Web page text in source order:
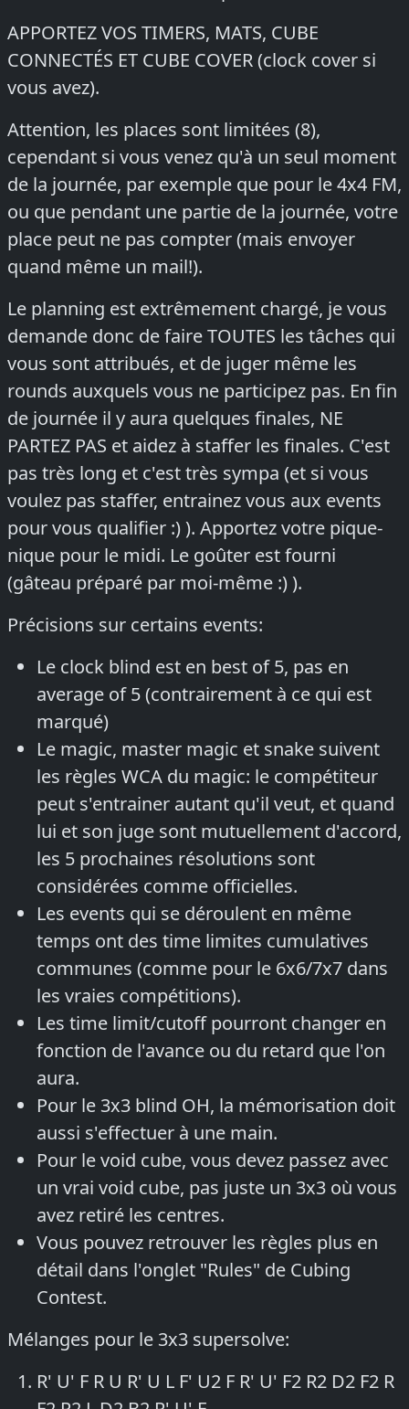
APPORTEZ VOS TIMERS, MATS, CUBE
CONNECTÉS ET CUBE COVER (clock cover si
vous avez).
Attention, les places sont limitées (8),
cependant si vous venez qu'à un seul moment
de la journée, par exemple que pour le 4x4 FM,
ou que pendant une partie de la journée, votre
place peut ne pas compter (mais envoyer
quand même un mail!).
Le planning est extrêmement chargé, je vous
demande donc de faire TOUTES les tâches qui
vous sont attribués, et de juger même les
rounds auxquels vous ne participez pas. En fin
de journée il y aura quelques finales, NE
PARTEZ PAS et aidez à staffer les finales. C'est
pas très long et c'est très sympa (et si vous
voulez pas staffer, entrainez vous aux events
pour vous qualifier :) ). Apportez votre pique-
nique pour le midi. Le goûter est fourni
(gâteau préparé par moi-même :) ).
Précisions sur certains events:
Le clock blind est en best of 5, pas en
average of 5 (contrairement à ce qui est
marqué)
Le magic, master magic et snake suivent
les règles WCA du magic: le compétiteur
peut s'entrainer autant qu'il veut, et quand
lui et son juge sont mutuellement d'accord,
les 5 prochaines résolutions sont
considérées comme officielles.
Les events qui se déroulent en même
temps ont des time limites cumulatives
communes (comme pour le 6x6/7x7 dans
les vraies compétitions).
Les time limit/cutoff pourront changer en
fonction de l'avance ou du retard que l'on
aura.
Pour le 3x3 blind OH, la mémorisation doit
aussi s'effectuer à une main.
Pour le void cube, vous devez passez avec
un vrai void cube, pas juste un 3x3 où vous
avez retiré les centres.
Vous pouvez retrouver les règles plus en
détail dans l'onglet "Rules" de Cubing
Contest.
Mélanges pour le 3x3 supersolve:
R' U' F R U R' U L F' U2 F R' U' F2 R2 D2 F2 R